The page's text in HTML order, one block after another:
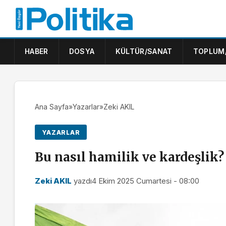
HABER DOSYA KÜLTÜR/SANAT
Ana Sayfa»Yazarlar»Zeki AKIL
YAZARLAR
Bu nasıl hamilik ve kardeşlik?
Zeki AKIL yazdı4 Ekim 2025 Cumartesi - 08:00